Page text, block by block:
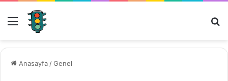
Menü
Anasayfa /Genel